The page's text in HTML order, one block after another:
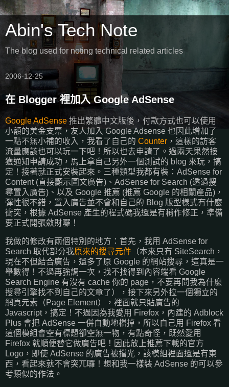
Abin's Tech Note
The blog used for noting technical related articles
2006-12-25
在 Blogger 裡加入 Google AdSense
Google AdSense 推出繁體中文版後，付款方式也可以使用
小額的美金支票，友人加入 Google Adsense 也因此增加了
一點不無小補的收入，我看了自己的 Counter ，這樣的訪客
流量應該也可以玩一下吧！所以也去申請了。過兩天果然接
獲通知申請成功，馬上拿自己另外一個測試的 blog 來玩，搞
定！接著就正式安裝起來。三種類型我都有裝：AdSense for
Content (直接顯示圖文廣告)、AdSense for Search (透過搜
尋置入廣告)、以及 Google 推薦 (推薦 Google 的相關產品)，
彈性很不錯，置入廣告並不會和自己的 Blog 版型樣式有什麼
衝突，根據 AdSense 產生的程式碼我還是有稍作修正，準備
要正式開張斂財囉！
我做的修改有兩個特別的地方：首先，我用 AdSense for
Search 取代部分我原來的搜尋元件 （本來只有 SiteSearch，
現在不但結合廣告，還多了原 Google 的網站搜尋，這真是一
舉數得！不過再強調一次，找不找得到內容端看 Google
Search Engine 有沒有 cache 你的 page，不要再問我為什麼
搜尋引擎找不到自己的文章了），接下來另外拉一個獨立的
網頁元素（Page Element），裡面就只貼廣告的
Javascript，搞定！不過因為我愛用 Firefox，內建的 Adblock
Plus 會把 AdSense 一併自動地檔掉，所以自己用 Firefox 看
這個模組會空有標題卻空無一物，有點奇怪，既然愛用
Firefox 就順便替它做廣告吧！因此放上推薦下載的官方
Logo，即使 AdSense 的廣告被擋光，該模組裡面還是有東
西，看起來就不會突兀囉！想和我一樣裝 AdSense 的可以參
考類似的作法。